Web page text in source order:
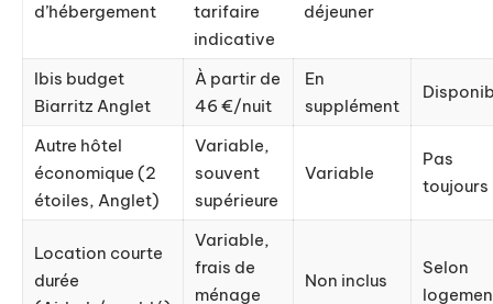
d’hébergement
tarifaire
indicative
déjeuner
Ibis budget
Biarritz Anglet
À partir de
46 €/nuit
En
supplément
Autre hôtel
économique (2
étoiles, Anglet)
Variable,
souvent
supérieure
Variable
Pas
toujours
Location courte
durée
Variable,
frais de
ménage
Non inclus
Selon